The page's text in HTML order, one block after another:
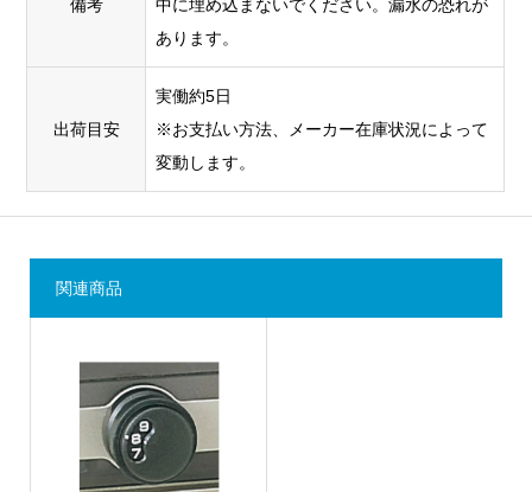
備考
中に埋め込まないでください。漏水の恐れが
あります。
出荷目安
実働約5日
※お支払い方法、メーカー在庫状況によって
変動します。
関連商品